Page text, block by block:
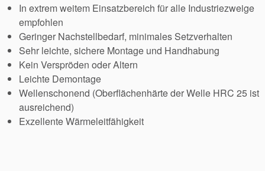
In extrem weitem Einsatzbereich für alle Industriezweige
empfohlen
Geringer Nachstellbedarf, minimales Setzverhalten
Sehr leichte, sichere Montage und Handhabung
Kein Verspröden oder Altern
Leichte Demontage
Wellenschonend (Oberflächenhärte der Welle HRC 25 ist
ausreichend)
Exzellente Wärmeleitfähigkeit